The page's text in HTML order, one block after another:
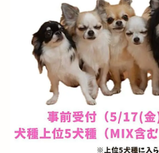
台湾料理
合銀 合
吉岡隆徳記念
名所
呑み処 わや
味の店 め
味都
和 和ごこ
和樂庵酒井
和焼肉 六
和田珍味
和鋼博物館
和食居酒屋
和食料理屋